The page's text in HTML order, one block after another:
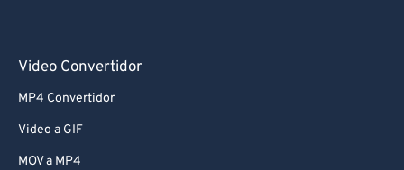
Video Convertidor
MP4 Convertidor
Video a GIF
MOV a MP4